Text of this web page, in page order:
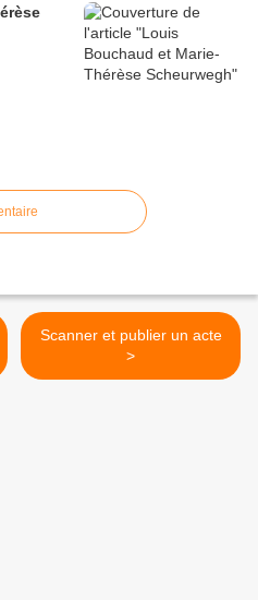
Scanner et publier un acte
>